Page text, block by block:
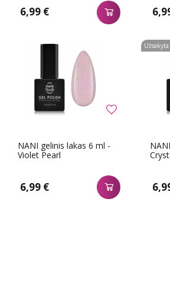
6,99 €
NANI gelinis lakas 6 ml -
Violet Pearl
6,99 €
Užsakyta